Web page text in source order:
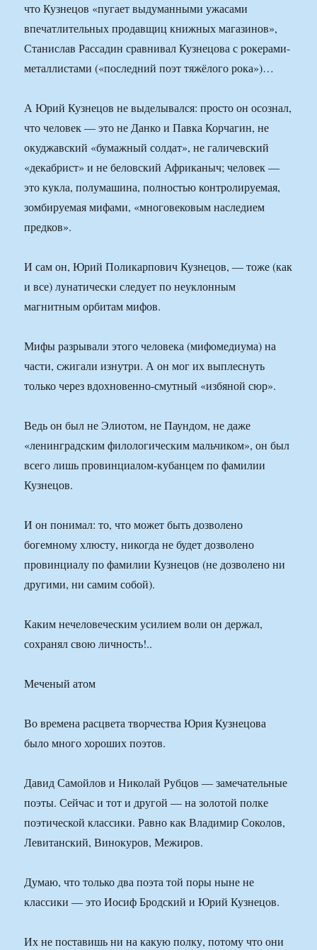
что Кузнецов «пугает выдуманными ужасами
впечатлительных продавщиц книжных магазинов»,
Станислав Рассадин сравнивал Кузнецова с рокерами-
металлистами («последний поэт тяжёлого рока»)…
А Юрий Кузнецов не выделывался: просто он осознал,
что человек — это не Данко и Павка Корчагин, не
окуджавский «бумажный солдат», не галичевский
«декабрист» и не беловский Африканыч; человек —
это кукла, полумашина, полностью контролируемая,
зомбируемая мифами, «многовековым наследием
предков».
И сам он, Юрий Поликарпович Кузнецов, — тоже (как
и все) лунатически следует по неуклонным
магнитным орбитам мифов.
Мифы разрывали этого человека (мифомедиума) на
части, сжигали изнутри. А он мог их выплеснуть
только через вдохновенно-смутный «избяной сюр».
Ведь он был не Элиотом, не Паундом, не даже
«ленинградским филологическим мальчиком», он был
всего лишь провинциалом-кубанцем по фамилии
Кузнецов.
И он понимал: то, что может быть дозволено
богемному хлюсту, никогда не будет дозволено
провинциалу по фамилии Кузнецов (не дозволено ни
другими, ни самим собой).
Каким нечеловеческим усилием воли он держал,
сохранял свою личность!..
Меченый атом
Во времена расцвета творчества Юрия Кузнецова
было много хороших поэтов.
Давид Самойлов и Николай Рубцов — замечательные
поэты. Сейчас и тот и другой — на золотой полке
поэтической классики. Равно как Владимир Соколов,
Левитанский, Винокуров, Межиров.
Думаю, что только два поэта той поры ныне не
классики — это Иосиф Бродский и Юрий Кузнецов.
Их не поставишь ни на какую полку, потому что они